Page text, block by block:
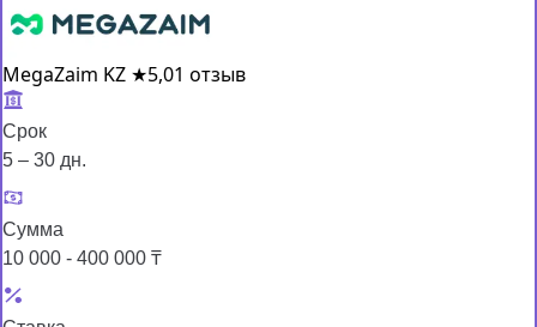
MegaZaim KZ ★5,01 отзыв
Срок
5 – 30 дн.
Сумма
10 000 - 400 000 ₸